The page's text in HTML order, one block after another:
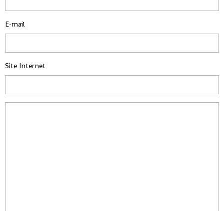
E-mail
Site Internet